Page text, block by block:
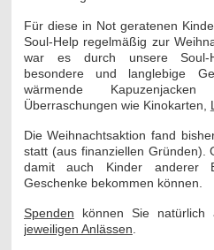
Für diese in Not geratenen
Soul-Help regelmäßig zur
war es durch unsere Soul-
besondere und langlebige
wärmende
Überraschungen wie Kinokarten,
Die Weihnachtsaktion fand
statt (aus finanziellen Gründen).
damit auch Kinder anderer
Geschenke bekommen können.
Spenden
können Sie natürlich
jeweiligen Anlässen